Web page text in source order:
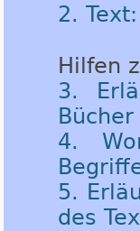
2.
Hilfen
3.
4.
5.
des